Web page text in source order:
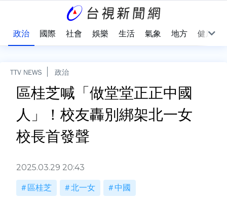
政治 國際 社會 娛樂 生活 氣象 地方 健康
TTV NEWS 政治
區桂芝喊「做堂堂正正中國
人」！校友轟別綁架北一女
校長首發聲
2025.03.29 20:43
區桂芝 北一女 中國